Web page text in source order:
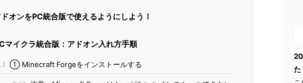
オンをPC統合版で使えるようにしよう！
マイクラ統合版：アドオン入れ方手順
① Minecraft Forgeをインストールする
た